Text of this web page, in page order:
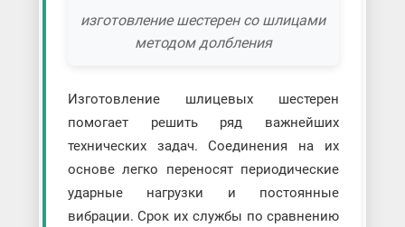
изготовление шестерен со шлицами
методом долбления
Изготовление шлицевых шестерен
помогает решить ряд важнейших
технических задач. Соединения на их
основе легко переносят периодические
ударные нагрузки и постоянные
вибрации. Срок их службы по сравнению